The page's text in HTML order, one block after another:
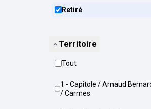
Retiré
Territoire
Tout
1 - Capitole / Arnaud Bernard
/ Carmes